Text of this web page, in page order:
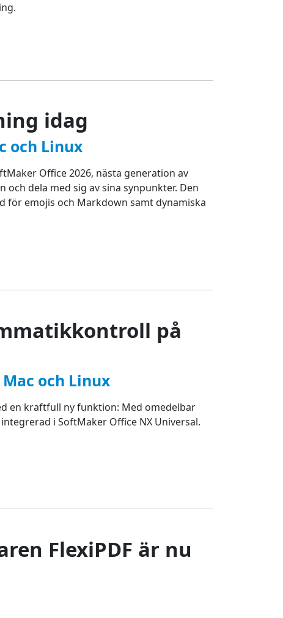
idag
och Linux
Office 2026, nästa generation av
dela med sig av sina synpunkter. Den
för emojis och Markdown samt dynamiska
på
och Linux
en kraftfull ny funktion: Med omedelbar
i SoftMaker Office NX Universal.
FlexiPDF är nu